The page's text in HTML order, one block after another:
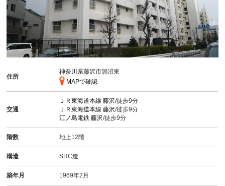
住所
神奈川県藤沢市鵠沼東
MAPで確認
交通
ＪＲ東海道本線藤沢/徒歩9分
ＪＲ東海道本線藤沢/徒歩9分
江ノ島電鉄藤沢/徒歩9分
階数 地上12階
構造 SRC造
築年月 1969年2月